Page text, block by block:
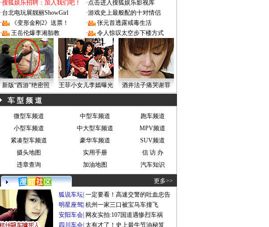
·搜狐娱乐招聘：加入我们吧！ ·点击进入搜狐娱乐影视库
·台北电玩展靓丽ShowGirl ·游戏史上最般配的十对情侣
·
《变形金刚2》送票！ ·
张元首透露戒毒生活
·
王岳伦爆李湘胎教 · 令人惊叹太空步下楼方式
新版“西游”绝密照 王菲小女儿李嫣曝光 酒井法子痛哭谢罪
车 型 频 道
微型车频道 中型车频道
跑车频道
小型车频道
中大型车频道
MPV频道
紧凑型车频道
豪华车频道
SUV频道
摄头地图
实用手册
信 访 办
违章查询
加油地图 汽车知识
更多>>
狐说车坛 一定要看！高速交警的吐血忠告
明星座驾 杭州一家三口被宝马车撞飞
安阳车会 网友实拍:107国道遇惨烈车祸
四川车会 太有才了！史上最牛节油秘笈